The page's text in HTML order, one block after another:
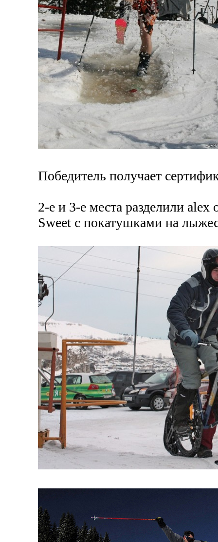
Победитель получает
2-е и 3-е места разделили
Sweet с покатушками на